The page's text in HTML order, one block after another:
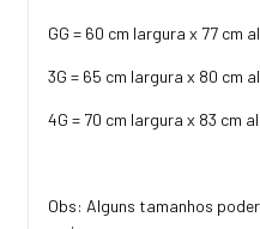
GG = 60 cm largura x 77 cm
3G = 65 cm largura x 80 cm
4G = 70 cm largura x 83 cm
Obs: Alguns tamanhos